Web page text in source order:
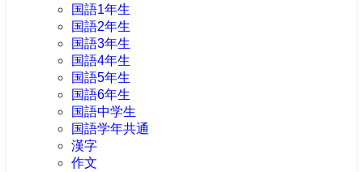
国語1年生
国語2年生
国語3年生
国語4年生
国語5年生
国語6年生
国語中学生
国語学年共通
漢字
作文